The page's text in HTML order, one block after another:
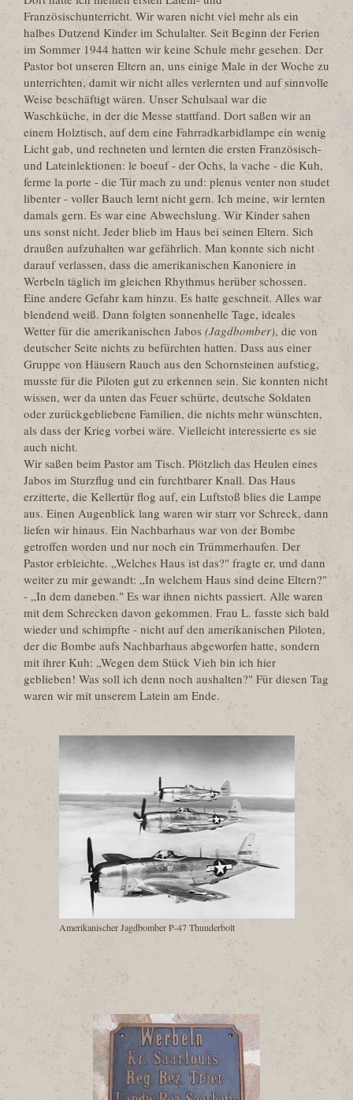
Französischunterricht. Wir waren nicht viel mehr als ein
halbes Dutzend Kinder im Schulalter. Seit Beginn der Ferien
im Sommer 1944 hatten wir keine Schule mehr gesehen. Der
Pastor bot unseren Eltern an, uns einige Male in der Woche zu
unterrichten, damit wir nicht alles verlernten und auf sinnvolle
Weise beschäftigt wären. Unser Schulsaal war die
Waschküche, in der die Messe stattfand. Dort saßen wir an
einem Holztisch, auf dem eine Fahrradkarbidlampe ein wenig
Licht gab, und rechneten und lernten die ersten Französisch-
und Lateinlektionen: le boeuf - der Ochs, la vache - die Kuh,
ferme la porte - die Tür mach zu und: plenus venter non studet
libenter - voller Bauch lernt nicht gern. Ich meine, wir lernten
damals gern. Es war eine Abwechslung. Wir Kinder sahen
uns sonst nicht. Jeder blieb im Haus bei seinen Eltern. Sich
draußen aufzuhalten war gefährlich. Man konnte sich nicht
darauf verlassen, dass die amerikanischen Kanoniere in
Werbeln täglich im gleichen Rhythmus herüber schossen.
Eine andere Gefahr kam hinzu. Es hatte geschneit. Alles war
blendend weiß. Dann folgten sonnenhelle Tage, ideales
Wetter für die amerikanischen Jabos (Jagdbomber), die von
deutscher Seite nichts zu befürchten hatten. Dass aus einer
Gruppe von Häusern Rauch aus den Schornsteinen aufstieg,
musste für die Piloten gut zu erkennen sein. Sie konnten nicht
wissen, wer da unten das Feuer schürte, deutsche Soldaten
oder zurückgebliebene Familien, die nichts mehr wünschten,
als dass der Krieg vorbei wäre. Vielleicht interessierte es sie
auch nicht.
Wir saßen beim Pastor am Tisch. Plötzlich das Heulen eines
Jabos im Sturzflug und ein furchtbarer Knall. Das Haus
erzitterte, die Kellertür flog auf, ein Luftstoß blies die Lampe
aus. Einen Augenblick lang waren wir starr vor Schreck, dann
liefen wir hinaus. Ein Nachbarhaus war von der Bombe
getroffen worden und nur noch ein Trümmerhaufen. Der
Pastor erbleichte. „Welches Haus ist das?" fragte er, und dann
weiter zu mir gewandt: „In welchem Haus sind deine Eltern?"
- „In dem daneben." Es war ihnen nichts passiert. Alle waren
mit dem Schrecken davon gekommen. Frau L. fasste sich bald
wieder und schimpfte - nicht auf den amerikanischen Piloten,
der die Bombe aufs Nachbarhaus abgeworfen hatte, sondern
mit ihrer Kuh: „Wegen dem Stück Vieh bin ich hier
geblieben! Was soll ich denn noch aushalten?" Für diesen Tag
waren wir mit unserem Latein am Ende.
Amerikanischer Jagdbomber P-47 Thunderbolt